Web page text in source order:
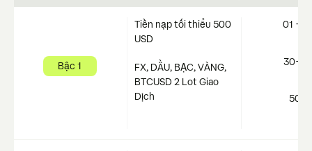
Bậc 1
Tiền nạp tối thiểu 500
USD
FX, DẦU, BẠC, VÀNG,
BTCUSD 2 Lot Giao
Dịch
01 -
30-49
50+